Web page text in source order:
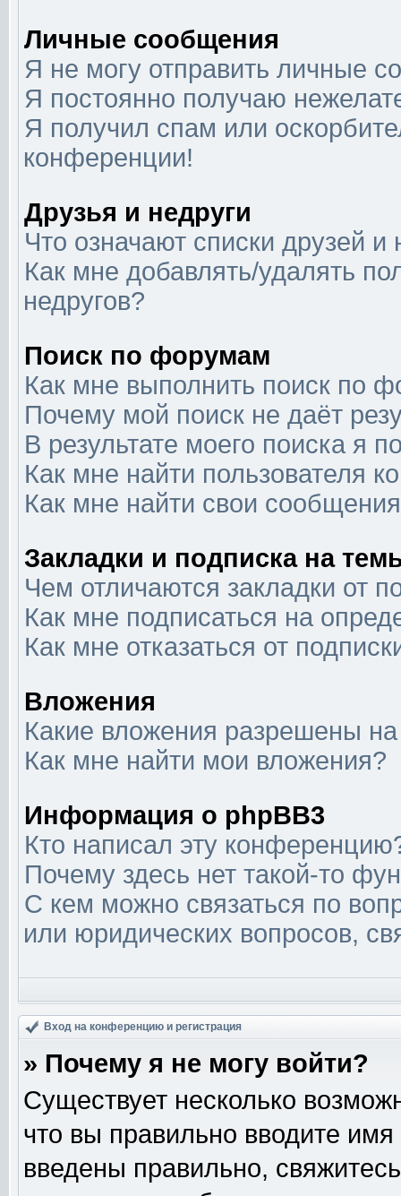
Личные сообщения
Я не могу отправить личные
Я постоянно получаю
Я получил спам или
конференции!
Друзья и недруги
Что означают списки друзей и
Как мне добавлять/удалять
недругов?
Поиск по форумам
Как мне выполнить поиск по
Почему мой поиск не даёт
В результате моего поиска я
Как мне найти пользователя
Как мне найти свои
Закладки и подписка на
Чем отличаются закладки от
Как мне подписаться на
Как мне отказаться от
Вложения
Какие вложения разрешены
Как мне найти мои вложения?
Информация о phpBB3
Кто написал эту
Почему здесь нет такой-то
С кем можно связаться по
или юридических вопросов,
Вход на конференцию и регистрация
» Почему я не могу войти?
Существует несколько
что вы правильно вводите
введены правильно,